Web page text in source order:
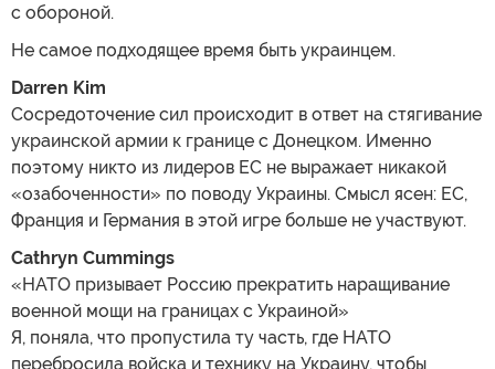
с обороной.
Не самое подходящее время быть украинцем.
Darren Kim
Сосредоточение сил происходит в ответ на стягивание
украинской армии к границе с Донецком. Именно
поэтому никто из лидеров ЕС не выражает никакой
«озабоченности» по поводу Украины. Смысл ясен: ЕС,
Франция и Германия в этой игре больше не участвуют.
Cathryn Cummings
«НАТО призывает Россию прекратить наращивание
военной мощи на границах с Украиной»
Я, поняла, что пропустила ту часть, где НАТО
перебросила войска и технику на Украину, чтобы